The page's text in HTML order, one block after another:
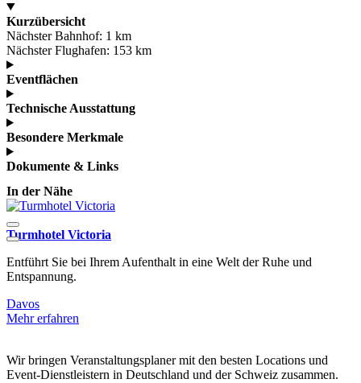
Kurzübersicht
Nächster Bahnhof: 1 km
Nächster Flughafen: 153 km
Eventflächen
Technische Ausstattung
Besondere Merkmale
Dokumente & Links
In der Nähe
Turmhotel Victoria
Entführt Sie bei Ihrem Aufenthalt in eine Welt der Ruhe und
Entspannung.
Davos
Mehr erfahren
Wir bringen Veranstaltungsplaner mit den besten Locations und
Event-Dienstleistern in Deutschland und der Schweiz zusammen.